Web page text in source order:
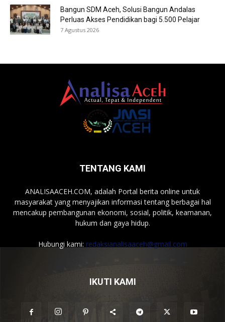
Bangun SDM Aceh, Solusi Bangun Andalas
Perluas Akses Pendidikan bagi 5.500 Pelajar
7 Agustus 2026
TENTANG KAMI
ANALISAACEH.COM, adalah Portal berita online untuk
masyarakat yang menyajikan informasi tentang berbagai hal
mencakup pembangunan ekonomi, sosial, politik, keamanan,
hukum dan gaya hidup.
Hubungi kami: redaksianalisaaceh@gmail.com
IKUTI KAMI